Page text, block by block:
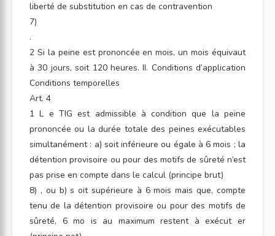
liberté de substitution en cas de contravention
7)
.
2 Si la peine est prononcée en mois, un mois équivaut
à 30 jours, soit 120 heures. II. Conditions d’application
Conditions temporelles
Art. 4
1 L e TIG est admissible à condition que la peine
prononcée ou la durée totale des peines exécutables
simultanément : a) soit inférieure ou égale à 6 mois ; la
détention provisoire ou pour des motifs de sûreté n’est
pas prise en compte dans le calcul (principe brut)
8) , ou b) s oit supérieure à 6 mois mais que, compte
tenu de la détention provisoire ou pour des motifs de
sûreté, 6 mo is au maximum restent à exécut er